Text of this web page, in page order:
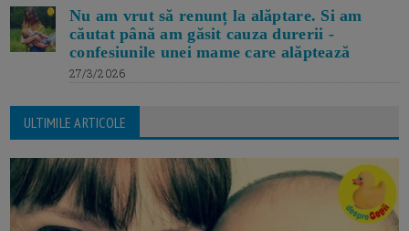
Nu am vrut să renunț la alăptare. Si am
căutat până am găsit cauza durerii -
confesiunile unei mame care alăptează
27/3/2026
ULTIMILE ARTICOLE